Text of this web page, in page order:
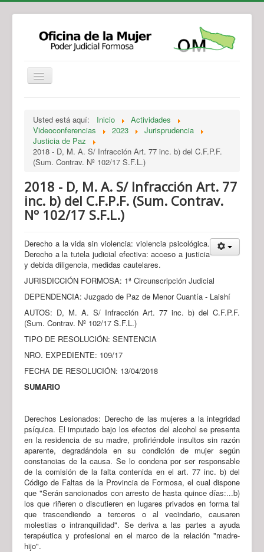
Legislación
Novedades
Recursos y Servicios de Atención
Usted está aquí: Inicio
Actividades
Videoconferencias
2023
Jurisprudencia
Justicia de Paz
2018 - D, M. A. S/ Infracción Art. 77 inc. b) del C.F.P.F.
(Sum. Contrav. Nº 102/17 S.F.L.)
2018 - D, M. A. S/ Infracción Art. 77
inc. b) del C.F.P.F. (Sum. Contrav.
Nº 102/17 S.F.L.)
Derecho a la vida sin violencia: violencia psicológica.
Derecho a la tutela judicial efectiva: acceso a justicia
y debida diligencia, medidas cautelares.
JURISDICCIÓN FORMOSA: 1ª Circunscripción Judicial
DEPENDENCIA: Juzgado de Paz de Menor Cuantía - Laishí
AUTOS: D, M. A. S/ Infracción Art. 77 inc. b) del C.F.P.F.
(Sum. Contrav. Nº 102/17 S.F.L.)
TIPO DE RESOLUCIÓN: SENTENCIA
NRO. EXPEDIENTE: 109/17
FECHA DE RESOLUCIÓN: 13/04/2018
SUMARIO
Derechos Lesionados: Derecho de las mujeres a la integridad
psíquica. El imputado bajo los efectos del alcohol se presenta
en la residencia de su madre, profiriéndole insultos sin razón
aparente, degradándola en su condición de mujer según
constancias de la causa. Se lo condena por ser responsable
de la comisión de la falta contenida en el art. 77 inc. b) del
Código de Faltas de la Provincia de Formosa, el cual dispone
que "Serán sancionados con arresto de hasta quince días:...b)
los que riñeren o discutieren en lugares privados en forma tal
que trascendiendo a terceros o al vecindario, causaren
molestias o intranquilidad". Se deriva a las partes a ayuda
terapéutica y profesional en el marco de la relación "madre-
hijo".